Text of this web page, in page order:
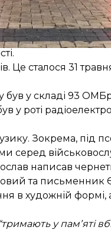
хода із
. Це сталося 31
був у складі 93
у роті
Зокрема, під
серед
написав
та письменник
в художній формі,
у памʼяті